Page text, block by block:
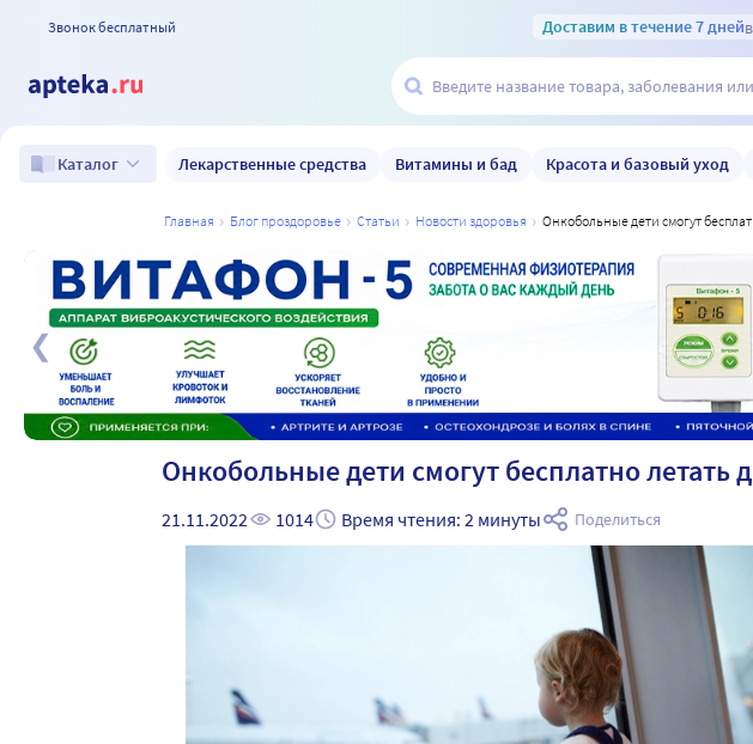
Звонок бесплатный Доставим в течение 7 дней
Каталог Лекарственные средства Витамины и бад Красота и базовый уход
главная блог проздоровье статьи новости здоровья онкобольные дети смогут
Онкобольные дети смогут бесплатно летать
21.11.2022 1014 Время чтения: 2 минуты Поделиться